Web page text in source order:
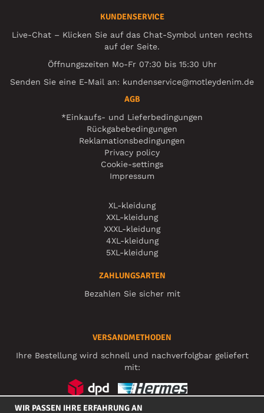
KUNDENSERVICE
Live-Chat – Klicken Sie auf das Chat-Symbol unten rechts
auf der Seite.
Öffnungszeiten Mo-Fr 07:30 bis 15:30 Uhr
Senden Sie eine E-Mail an: kundenservice@motleydenim.de
AGB
*Einkaufs- und Lieferbedingungen
Rückgabebedingungen
Reklamationsbedingungen
Privacy policy
Cookie-settings
Impressum
XL-kleidung
XXL-kleidung
XXXL-kleidung
4XL-kleidung
5XL-kleidung
ZAHLUNGSARTEN
Bezahlen Sie sicher mit
VERSANDMETHODEN
Ihre Bestellung wird schnell und nachverfolgbar geliefert
mit:
WIR PASSEN IHRE ERFAHRUNG AN